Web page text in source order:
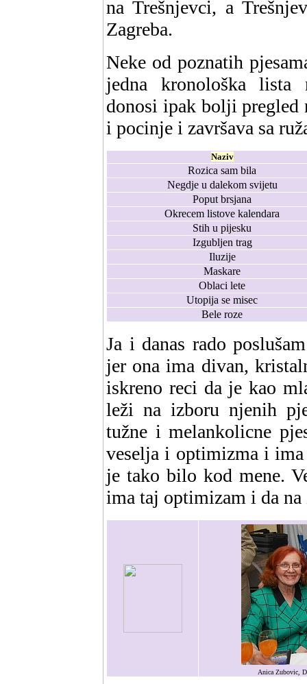
na Trešnjevci, a
Zagreba.
Neke od poznatih
jedna kronološka lista
donosi ipak bolji pregled
i pocinje i završava sa
Naziv
Rozica sam bila
Negdje u dalekom svijetu
Poput brsjana
Okrecem listove kalendara
Stih u pijesku
Izgubljen trag
Iluzije
Maskare
Oblaci lete
Utopija se misec
Bele roze
Ja i danas rado
jer ona ima divan,
iskreno reci da je kao
leži na izboru njenih
tužne i melankolicne
veselja i optimizma i
je tako bilo kod mene.
ima taj optimizam i da
Anica Zubovic,